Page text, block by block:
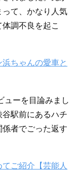
って、かなり人気
調不良を起こ
ちゃんの愛車と
ューを目論みまし
駅前にあるハチ
者でごった返す
ご紹介【芸能人